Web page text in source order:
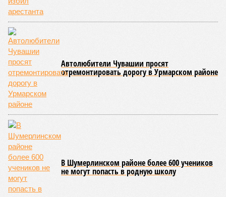
Параллельно с этим разработана полная разрядная сетка
по керешу, охватывающая все ступени от третьего
юношеского разряда до уровня кандидата в мастера
спорта. Такая структура призвана обеспечить системность
в подготовке юных атлетов и создать чёткие ориентиры
для последовательного повышения их квалификации.
Керешу представляет собой традиционное единоборство,
уходящее корнями в культуру чувашского народа. Схватка
проходит следующим образом: соперники располагаются
лицом друг к другу, при этом через пояс каждого из них
перекинуто специальное матерчатое полотенце;
удерживаясь за этот элемент экипировки, борцы вступают
в противоборство, основная задача которого заключается в
том, чтобы опрокинуть противника.
Современная версия чувашской национальной борьбы
была создана в 1990-х годах. С того периода дисциплина